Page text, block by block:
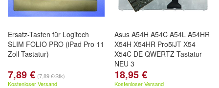
Ersatz-Tasten für Logitech
SLIM FOLIO PRO (iPad Pro 11
Zoll Tastatur)
7,89 € (7,89 €/Stk)
Kostenloser Versand
Asus A54H A54C A54L A54HR
X54H X54HR Pro5iJT X54
X54C DE QWERTZ Tastatur
NEU 3
18,95 €
Kostenloser Versand